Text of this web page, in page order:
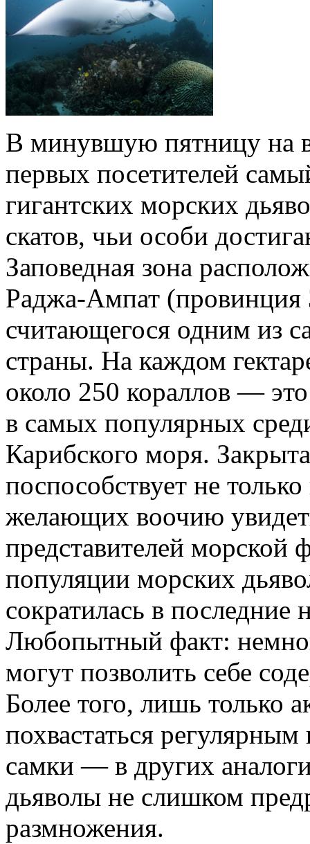
В минувшую пятницу на
первых посетителей
гигантских морских
скатов, чьи особи
Заповедная зона
Раджа-Ампат (провинция
считающегося одним из
страны. На каждом
около 250 кораллов —
в самых популярных
Карибского моря.
поспособствует не
желающих воочию
представителей
популяции морских
сократилась в последние
Любопытный факт:
могут позволить себе
Более того, лишь только
похвастаться
самки — в других
дьяволы не слишком
размножения.